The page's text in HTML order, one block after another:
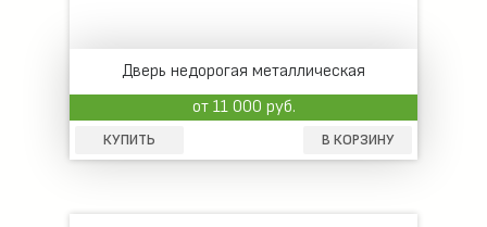
Дверь недорогая металлическая
от 11 000 руб.
КУПИТЬ В КОРЗИНУ